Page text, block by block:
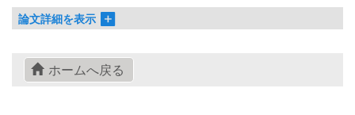
論文詳細を表示
ホームへ戻る